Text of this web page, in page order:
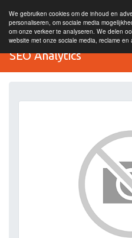
We gebruiken cookies om de inhoud en
personaliseren, om sociale media
om onze verkeer te analyseren. We delen
website met onze sociale media, reclame en
SEO Analytics